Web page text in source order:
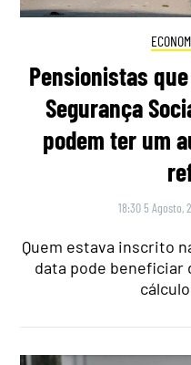
Pensionistas
Segurança
podem ter um
18:30 5 Agosto,
Quem estava inscrito
data pode beneficiar